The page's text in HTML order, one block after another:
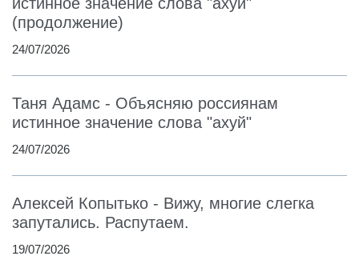
(продолжение)
24/07/2026
Таня Адамс - Объясняю россиянам
истинное значение слова "ахуй"
24/07/2026
Алексей Копытько - Вижу, многие слегка
запутались. Распутаем.
19/07/2026